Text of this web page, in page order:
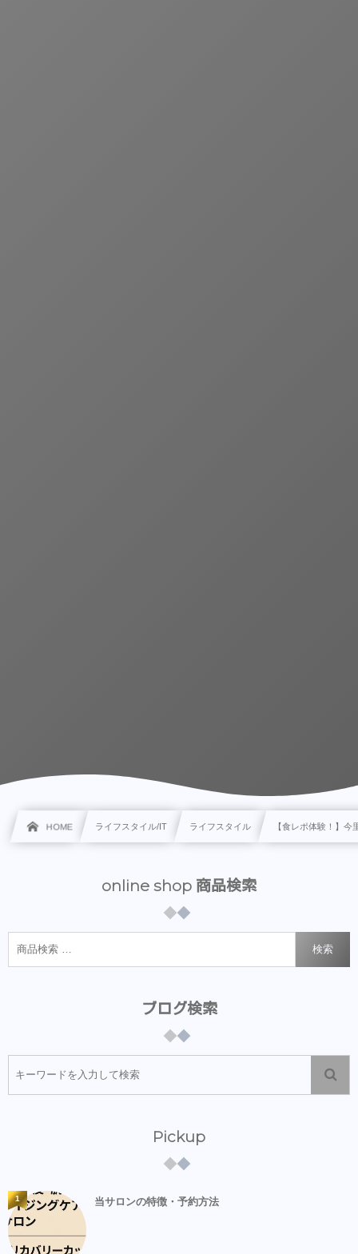
HOME ライフスタイル/IT ライフスタイル 【食レポ体験！】
online shop 商品検索
検索
ブログ検索
Pickup
当サロンの特徴・予約方法
1